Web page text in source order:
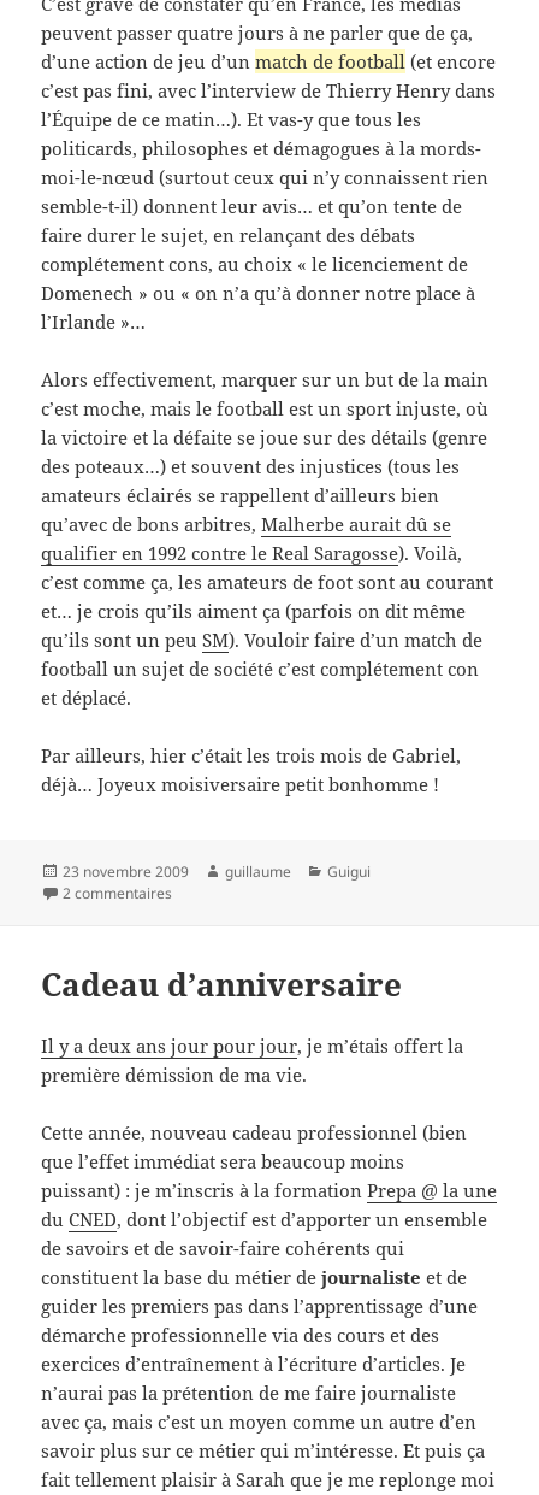
peuvent passer quatre jours à ne parler que de ça,
d’une action de jeu d’unmatch de football (et encore
c’est pas fini, avec l’interview de Thierry Henry dans
l’Équipe de ce matin…). Et vas-y que tous les
politicards, philosophes et démagogues à la mords-
moi-le-nœud (surtout ceux qui n’y connaissent rien
semble-t-il) donnent leur avis… et qu’on tente de
faire durer le sujet, en relançant des débats
complétement cons, au choix « le licenciement de
Domenech » ou « on n’a qu’à donner notre place à
l’Irlande »…
Alors effectivement, marquer sur un but de la main
c’est moche, mais le football est un sport injuste, où
la victoire et la défaite se joue sur des détails (genre
des poteaux…) et souvent des injustices (tous les
amateurs éclairés se rappellent d’ailleurs bien
qu’avec de bons arbitres,Malherbe aurait dû se
qualifier en 1992 contre le Real Saragosse). Voilà,
c’est comme ça, les amateurs de foot sont au courant
et… je crois qu’ils aiment ça (parfois on dit même
qu’ils sont un peuSM). Vouloir faire d’un match de
football un sujet de société c’est complétement con
et déplacé.
Par ailleurs, hier c’était les trois mois de Gabriel,
déjà… Joyeux moisiversaire petit bonhomme !
Publié
le
23 novembre 2009 Auteur
guillaume Catégories
Guigui
2 commentaires
Cadeau d’anniversaire
Il y a deux ans jour pour jour, je m’étais offert la
première démission de ma vie.
Cette année, nouveau cadeauprofessionnel (bien
que l’effet immédiat sera beaucoup moins
puissant) : je m’inscris à la formationPrepa @ la une
duCNED, dont l’objectif estd’apporter un ensemble
de savoirs et de savoir-faire cohérents qui
constituent la base du métier dejournaliste et de
guider les premiers pas dans l’apprentissage d’une
démarche professionnelle via des cours et des
exercices d’entraînement à l’écriture d’articles. Je
n’aurai pas la prétention de me faire journaliste
avec ça, mais c’est un moyen comme un autre d’en
savoir plus sur ce métier qui m’intéresse. Et puis ça
fait tellement plaisir à Sarah que je me replonge moi